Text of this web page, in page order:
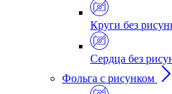
Круги без
Сердца без
Фольга с рисунком